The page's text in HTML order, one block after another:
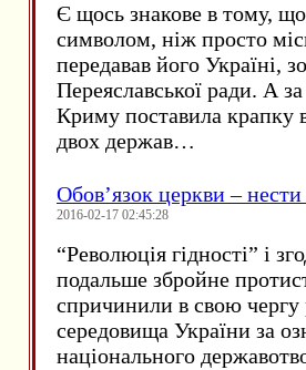
Є щось знакове в тому, що
символом, ніж просто
передавав його Україні,
Переяславської ради. А
Криму поставила крапку
двох держав…
Обов’язок церкви –
2016-02-17 02:45:28
“Революція гідності” і
подальше збройне
спричинили в свою чергу
середовища України за
національного